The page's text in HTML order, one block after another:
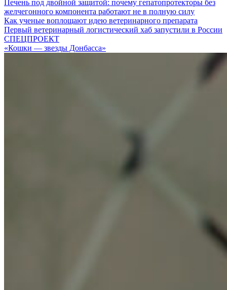
Печень под двойной защитой: почему гепатопротекторы без
желчегонного компонента работают не в полную силу
Как ученые воплощают идею ветеринарного препарата
Первый ветеринарный логистический хаб запустили в России
СПЕЦПРОЕКТ
«Кошки — звезды Донбасса»